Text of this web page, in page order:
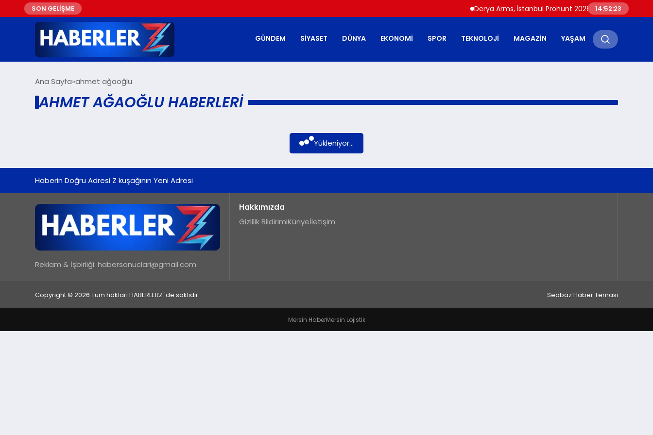
SON GELİŞME Derya Arms, İstanbul Prohunt 2026’da yeni nesil
14:52:23
GÜNDEM SIYASET DÜNYA EKONOMI SPOR TEKNOLOJI MAGAZIN YAŞAM
Ana Sayfa ahmet ağaoğlu
AHMET AĞAOĞLU HABERLERI
Yükleniyor...
Haberin Doğru Adresi Z kuşağının Yeni Adresi
Reklam & İşbirliği: habersonuclari@gmail.com
Hakkımızda
Gizlilik BildirimiKünyeİletişim
Copyright © 2026 Tüm hakları HABERLERZ 'de saklıdır. Seobaz Haber Teması
Mersin HaberMersin Lojistik